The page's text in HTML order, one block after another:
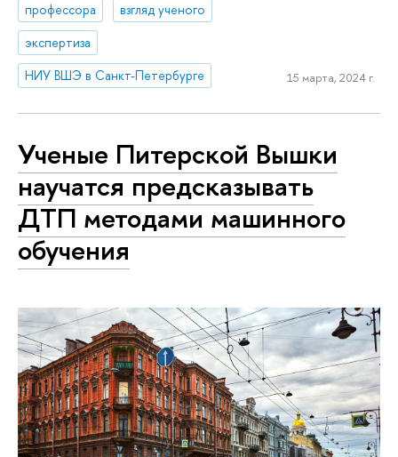
профессора
взгляд ученого
экспертиза
НИУ ВШЭ в Санкт-Петербурге
15 марта, 2024 г.
Ученые Питерской Вышки
научатся предсказывать
ДТП методами машинного
обучения